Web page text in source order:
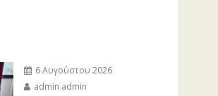
6 Αυγούστου 2026
admin admin